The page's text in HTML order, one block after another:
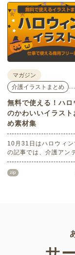
座、体験型の企業ブー
介護・医療・健康の“
験・相談”が一度にでき
ころ満載のイベントの
ポートします。
マガジン
介護イラストまとめ
…
無料で使える！ハロ
のかわいいイラスト
め素材集
10月31日はハロウィン
の記事では、介護アン
う高齢者向けイラスト
ら、ハロウィンにちな
zip